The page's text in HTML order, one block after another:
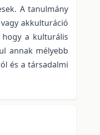
A tanulmány
akkulturáció
a kulturális
annak mélyebb
és a társadalmi